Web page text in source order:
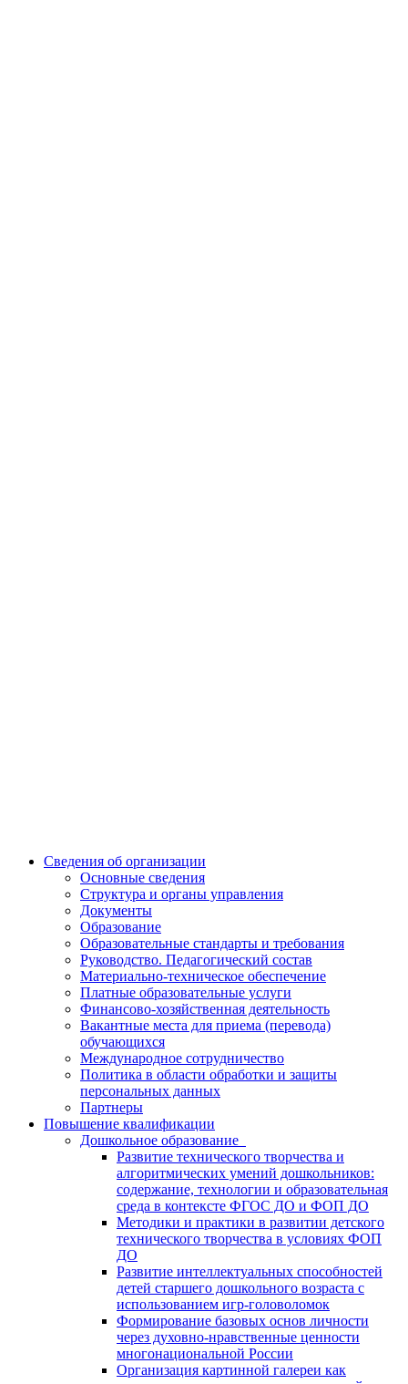
Сведения об организации
Основные сведения
Структура и органы управления
Документы
Образование
Образовательные стандарты и требования
Руководство. Педагогический состав
Материально-техническое обеспечение
Платные образовательные услуги
Финансово-хозяйственная деятельность
Вакантные места для приема (перевода)
обучающихся
Международное сотрудничество
Политика в области обработки и защиты
персональных данных
Партнеры
Повышение квалификации
Дошкольное образование
Развитие технического творчества и
алгоритмических умений дошкольников:
содержание, технологии и образовательная
среда в контексте ФГОС ДО и ФОП ДО
Методики и практики в развитии детского
технического творчества в условиях ФОП
ДО
Развитие интеллектуальных способностей
детей старшего дошкольного возраста с
использованием игр-головоломок
Формирование базовых основ личности
через духовно-нравственные ценности
многонациональной России
Организация картинной галереи как